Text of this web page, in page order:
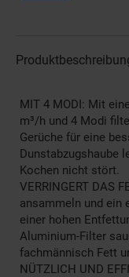
MIT 4 MODI: Mit
m³/h und 4 Modi
Gerüche für eine
Dunstabzugshaube
Kochen nicht stört.
VERRINGERT DAS
ansammeln und ein
einer hohen
Aluminium-Filter
fachmännisch Fett
NÜTZLICH UND